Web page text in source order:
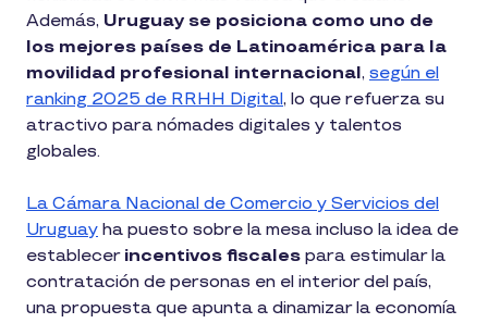
Además, Uruguay se posiciona como uno de
los mejores países de Latinoamérica para la
movilidad profesional internacional, según el
ranking 2025 de RRHH Digital, lo que refuerza su
atractivo para nómades digitales y talentos
globales.
La Cámara Nacional de Comercio y Servicios del
Uruguay ha puesto sobre la mesa incluso la idea de
establecer incentivos fiscales para estimular la
contratación de personas en el interior del país,
una propuesta que apunta a dinamizar la economía